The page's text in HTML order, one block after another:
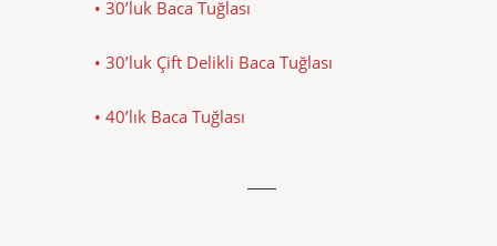
• 30’luk Baca Tuğlası
• 30’luk Çift Delikli Baca Tuğlası
• 40’lık Baca Tuğlası